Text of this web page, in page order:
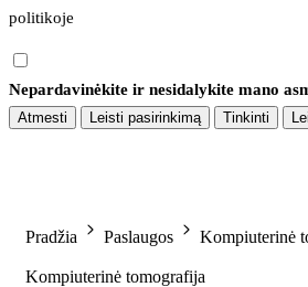
politikoje
Nepardavinėkite ir nesidalykite mano
Atmesti Leisti pasirinkimą Tinkinti
Pradžia Paslaugos Kompiuterinė
Kompiuterinė tomografija